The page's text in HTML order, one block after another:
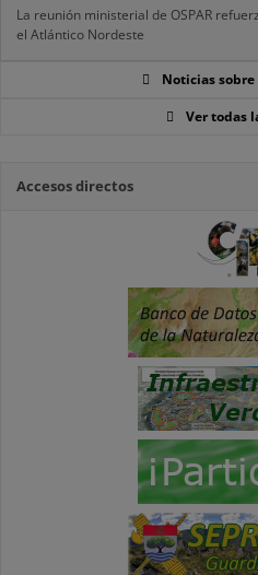
La reunión ministerial de OSPAR
el Atlántico Nordeste
Noticias
Ver todas
Accesos directos